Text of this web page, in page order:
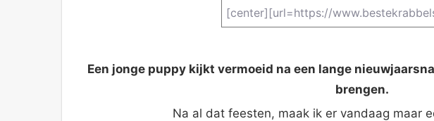
Een jonge puppy kijkt vermoeid na een lange
brengen.
Na al dat feesten, maak ik er vandaag maar